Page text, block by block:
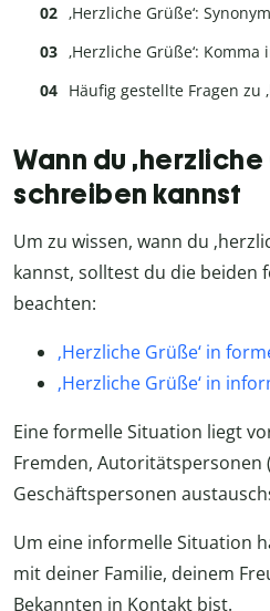
‚Herzliche Grüße‘: Synonym
‚Herzliche Grüße‘:
Häufig gestellte Fragen zu
Wann du ‚herzliche
schreiben kannst
Um zu wissen, wann du
kannst, solltest du die beiden
beachten:
‚Herzliche Grüße‘ in
‚Herzliche Grüße‘ in
Eine formelle Situation liegt
Fremden, Autoritätspersonen
Geschäftspersonen
Um eine informelle Situation
mit deiner Familie, deinem
Bekannten in Kontakt bist.